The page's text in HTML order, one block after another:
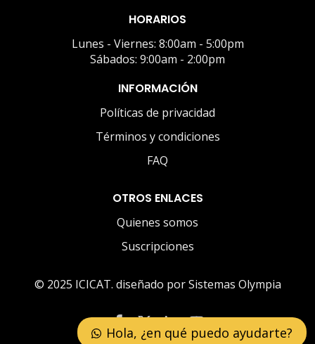
HORARIOS
Lunes - Viernes: 8:00am - 5:00pm
Sábados: 9:00am - 2:00pm
INFORMACIÓN
Políticas de privacidad
Términos y condiciones
FAQ
OTROS ENLACES
Quienes somos
Suscripciones
© 2025 ICICAT. diseñado por Sistemas Olympia
Hola, ¿en qué puedo ayudarte?